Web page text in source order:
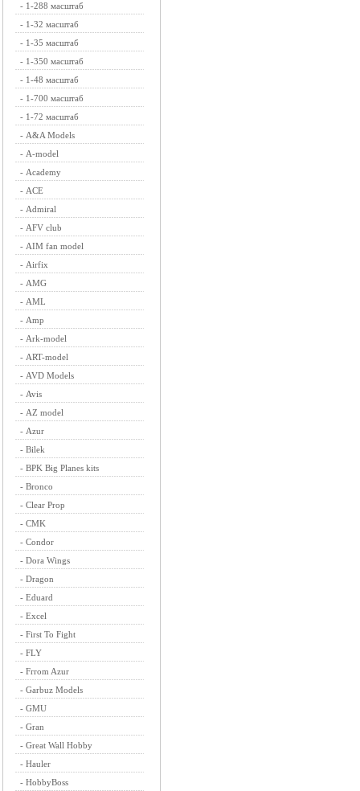
- 1-288 масштаб
- 1-32 масштаб
- 1-35 масштаб
- 1-350 масштаб
- 1-48 масштаб
- 1-700 масштаб
- 1-72 масштаб
- A&A Models
- A-model
- Academy
- ACE
- Admiral
- AFV club
- AIM fan model
- Airfix
- AMG
- AML
- Amp
- Ark-model
- ART-model
- AVD Models
- Avis
- AZ model
- Azur
- Bilek
- BPK Big Planes kits
- Bronco
- Clear Prop
- CMK
- Condor
- Dora Wings
- Dragon
- Eduard
- Excel
- First To Fight
- FLY
- Frrom Azur
- Garbuz Models
- GMU
- Gran
- Great Wall Hobby
- Hauler
- HobbyBoss